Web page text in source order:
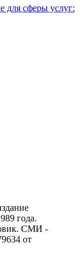
для сферы услуг:
года.
CМИ -
от